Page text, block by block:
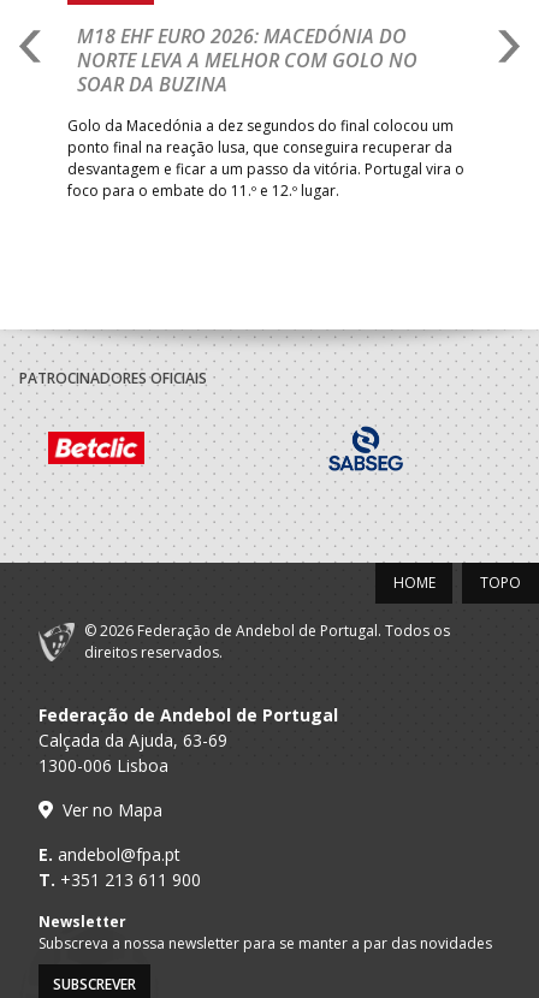
M18 EHF EURO 2026: MACEDÓNIA DO
NORTE LEVA A MELHOR COM GOLO NO
SOAR DA BUZINA
Golo da Macedónia a dez segundos do final colocou um
ponto final na reação lusa, que conseguira recuperar da
desvantagem e ficar a um passo da vitória. Portugal vira o
foco para o embate do 11.º e 12.º lugar.
PATROCINADORES OFICIAIS
TOPO
HOME
© 2026 Federação de Andebol de Portugal. Todos os
direitos reservados.
Federação de Andebol de Portugal
Calçada da Ajuda, 63-69
1300-006 Lisboa
Ver no Mapa
E. andebol@fpa.pt
T. +351 213 611 900
Newsletter
Subscreva a nossa newsletter para se manter a par das novidades
SUBSCREVER